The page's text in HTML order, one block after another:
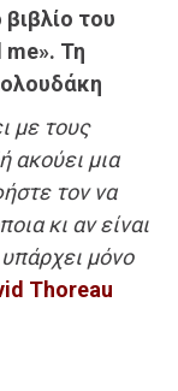
του
me». Τη
με τους
ακούει μια
τον να
κι αν είναι
μόνο
Thoreau